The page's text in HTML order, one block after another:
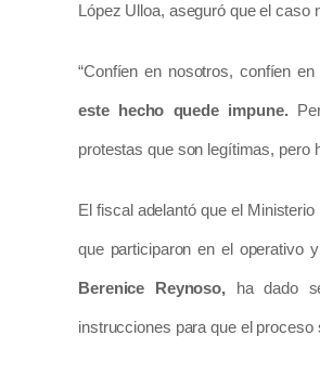
López Ulloa, aseguró que el caso
“Confíen en nosotros, confíen
este hecho quede impune.
protestas que son legítimas, pero
El fiscal adelantó que el
que participaron en el operativo
Berenice Reynoso, ha dado
instrucciones para que el